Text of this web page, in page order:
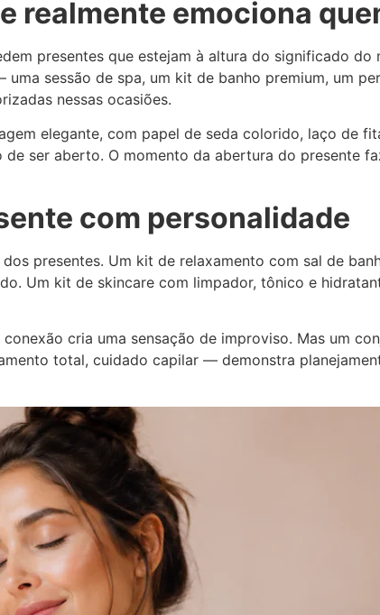
realmente emociona
presentes que estejam à altura do significado do
sessão de spa, um kit de banho premium, um
nessas ocasiões.
elegante, com papel de seda colorido, laço de
ser aberto. O momento da abertura do presente
com personalidade
presentes. Um kit de relaxamento com sal de
Um kit de skincare com limpador, tônico e
cria uma sensação de improviso. Mas um
total, cuidado capilar — demonstra